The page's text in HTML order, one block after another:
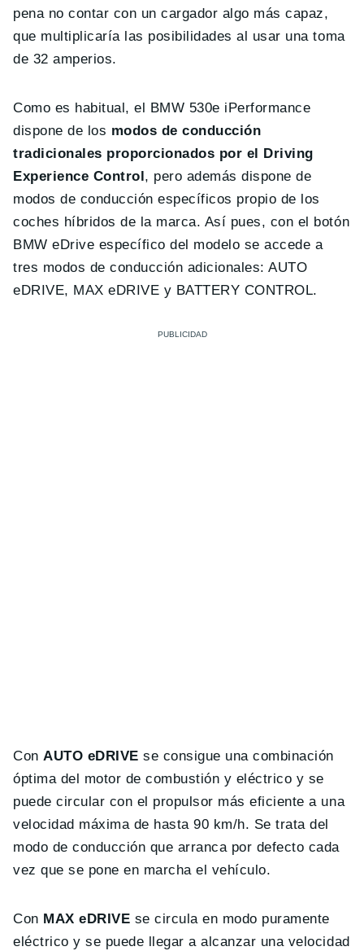
pena no contar con un cargador algo más capaz,
que multiplicaría las posibilidades al usar una toma
de 32 amperios.
Como es habitual, el BMW 530e iPerformance
dispone de los modos de conducción
tradicionales proporcionados por el Driving
Experience Control , pero además dispone de
modos de conducción específicos propio de los
coches híbridos de la marca. Así pues, con el botón
BMW eDrive específico del modelo se accede a
tres modos de conducción adicionales: AUTO
eDRIVE, MAX eDRIVE y BATTERY CONTROL.
ConAUTO eDRIVE se consigue una combinación
óptima del motor de combustión y eléctrico y se
puede circular con el propulsor más eficiente a una
velocidad máxima de hasta 90 km/h. Se trata del
modo de conducción que arranca por defecto cada
vez que se pone en marcha el vehículo.
Con MAX eDRIVE se circula en modo puramente
eléctrico y se puede llegar a alcanzar una velocidad